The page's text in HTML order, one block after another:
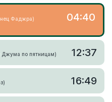
Фаджра)
04:40
по пятницам) 12:37
16:49